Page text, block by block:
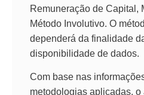
Remuneração de Capital,
Método Involutivo. O
dependerá da finalidade
disponibilidade de dados.
Com base nas
metodologias aplicadas,